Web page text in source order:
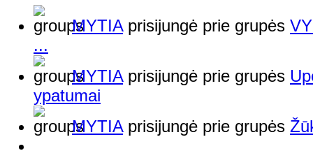
MYTIAprisijungė prie grupės
...
MYTIAprisijungė prie grupės
ypatumai
MYTIAprisijungė prie grupės